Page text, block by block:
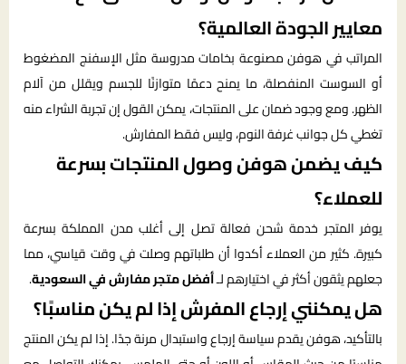
معايير الجودة العالمية؟
المراتب في هوفن مصنوعة بخامات مدروسة مثل الإسفنج المضغوط
أو السوست المنفصلة، ما يمنح دعمًا متوازنًا للجسم ويقلل من آلام
الظهر. ومع وجود ضمان على المنتجات، يمكن القول إن تجربة الشراء منه
تغطي كل جوانب غرفة النوم، وليس فقط المفارش.
كيف يضمن هوفن وصول المنتجات بسرعة
للعملاء؟
يوفر المتجر خدمة شحن فعالة تصل إلى أغلب مدن المملكة بسرعة
كبيرة. كثير من العملاء أكدوا أن طلباتهم وصلت في وقت قياسي، مما
جعلهم يثقون أكثر في اختيارهم لـأفضل متجر مفارش في السعودية.
هل يمكنني إرجاع المفرش إذا لم يكن مناسبًا؟
بالتأكيد، هوفن يقدم سياسة إرجاع واستبدال مرنة جدًا. إذا لم يكن المنتج